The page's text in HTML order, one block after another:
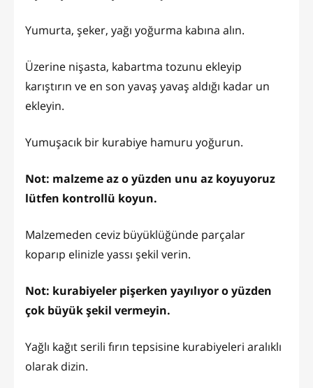
Yumurta, şeker, yağı yoğurma kabına alın.
Üzerine nişasta, kabartma tozunu ekleyip
karıştırın ve en son yavaş yavaş aldığı kadar un
ekleyin.
Yumuşacık bir kurabiye hamuru yoğurun.
Not: malzeme az o yüzden unu az koyuyoruz
lütfen kontrollü koyun.
Malzemeden ceviz büyüklüğünde parçalar
koparıp elinizle yassı şekil verin.
Not: kurabiyeler pişerken yayılıyor o yüzden
çok büyük şekil vermeyin.
Yağlı kağıt serili fırın tepsisine kurabiyeleri aralıklı
olarak dizin.